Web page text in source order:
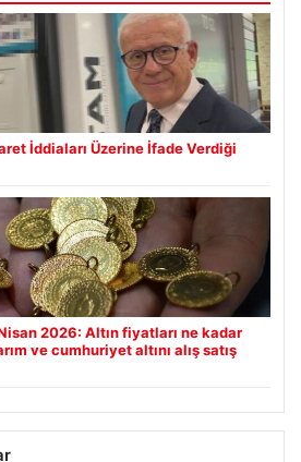
İddiaları Üzerine İfade Verdiği
2026: Altın fiyatları ne kadar
ve cumhuriyet altını alış satış